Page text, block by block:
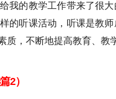
我的教学工作带来了很
的听课活动，听课是教
，不断地提高教育、教
2）